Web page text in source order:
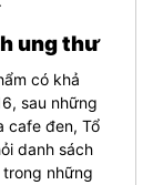
ung thư
có khả
sau những
cafe đen, Tổ
danh sách
những